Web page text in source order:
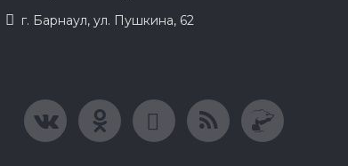
г. Барнаул, ул. Пушкина, 62